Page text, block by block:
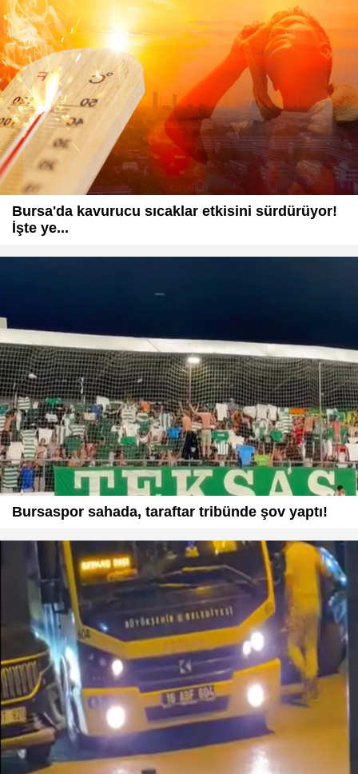
Bursa'da kavurucu sıcaklar etkisini sürdürüyor!
İşte ye...
Bursaspor sahada, taraftar tribünde şov yaptı!